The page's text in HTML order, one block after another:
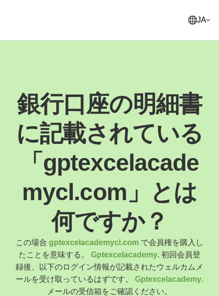
JA
Français
France
Norsk
Norway
Sweden
Finland
Italiano
Polski
Poland
Español
Spain
Deutsch
Germany
銀行口座の明細書
に記載されている
「gptexcelacade
mycl.com」とは
何ですか？
この場合 gptexcelacademycl.com で会員権を購入し
たことを意味する。 Gptexcelacademy. 初回会員登
録後、以下のログイン情報が記載されたウェルカムメ
ールを受け取っているはずです。 Gptexcelacademy.
メールの受信箱をご確認ください。